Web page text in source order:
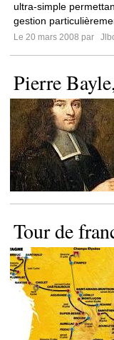
ultra-simple
gestion
Le 20 mars 2008 par
Pierre
Tour de